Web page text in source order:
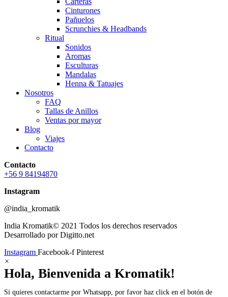
Cinturones
Pañuelos
Scrunchies & Headbands
Ritual
Sonidos
Aromas
Esculturas
Mandalas
Henna & Tatuajes
Nosotros
FAQ
Tallas de Anillos
Ventas por mayor
Blog
Viajes
Contacto
Contacto
+56 9 84194870
Instagram
@india_kromatik
India Kromatik© 2021 Todos los derechos reservados
Desarrollado por Digitto.net
Instagram Facebook-f Pinterest
×
Hola, Bienvenida a Kromatik!
Si quieres contactarme por Whatsapp, por favor haz click en el botón de